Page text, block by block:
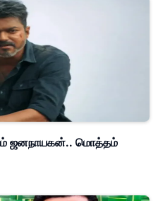
ஜனநாயகன்.. மொத்தம்